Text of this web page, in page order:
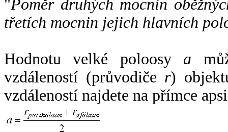
"Poměr druhých mocnin
třetích mocnin jejich hlavních
Hodnotu velké poloosy a
vzdáleností (průvodiče r)
vzdáleností najdete na přímce